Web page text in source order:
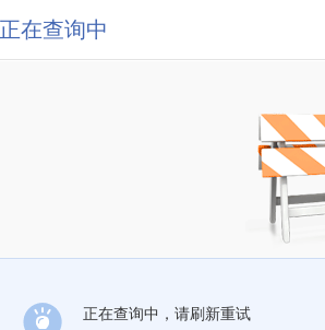
正在查询中
正在查询中，请刷新重试